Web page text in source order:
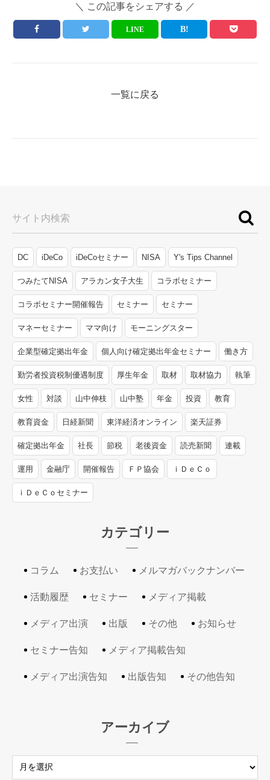
＼ この記事をシェアする ／
LINE
一覧に戻る
サイト内検索
DC iDeCo iDeCoセミナー NISA Y's Tips Channel
つみたてNISA アラカン女子大生 コラボセミナー
コラボセミナー開催報告 セミナー セミナー
マネーセミナー ママ向け モーニングスター
企業型確定拠出年金 個人向け確定拠出年金セミナー 働き方
勤労者投資税制優遇制度 厚生年金 取材 取材協力 執筆
女性 対談 山中伸枝 山中塾 年金 投資 教育
教育資金 日経新聞 東洋経済オンライン 楽天証券
確定拠出年金 社長 節税 老後資金 読売新聞 連載
運用 金融庁 開催報告 ＦＰ協会 ｉＤｅＣｏ
ｉＤｅＣｏセミナー
カテゴリー
コラム お支払い メルマガバックナンバー
活動履歴 セミナー メディア掲載
メディア出演 出版 その他 お知らせ
セミナー告知 メディア掲載告知
メディア出演告知 出版告知 その他告知
アーカイブ